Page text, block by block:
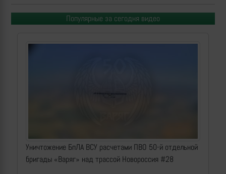
Популярные за сегодня видео
Уничтожение БпЛА ВСУ расчетами ПВО 50-й отдельной
бригады «Варяг» над трассой Новороссия #28